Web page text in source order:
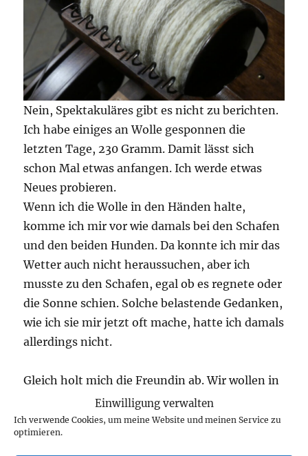
Einwilligung verwalten
Ich verwende Cookies, um meine Website und meinen Service zu
optimieren.
Nein, Spektakuläres gibt es nicht zu berichten.
Ich habe einiges an Wolle gesponnen die
letzten Tage, 230 Gramm. Damit lässt sich
schon Mal etwas anfangen. Ich werde etwas
Neues probieren.
Wenn ich die Wolle in den Händen halte,
komme ich mir vor wie damals bei den Schafen
und den beiden Hunden. Da konnte ich mir das
Wetter auch nicht heraussuchen, aber ich
musste zu den Schafen, egal ob es regnete oder
die Sonne schien. Solche belastende Gedanken,
wie ich sie mir jetzt oft mache, hatte ich damals
allerdings nicht.
Gleich holt mich die Freundin ab. Wir wollen in
die Elsteraue fahren. Die Freundin dort möchte
Waldmeister pflanzen und davon habe ich im
Garten genug. Irgendwie hat er sich aus dem